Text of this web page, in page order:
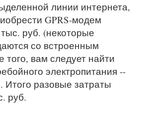
линии интернета,
GPRS-модем
руб. (некоторые
со встроенным
вам следует найти
электропитания --
Итого разовые затраты
руб.